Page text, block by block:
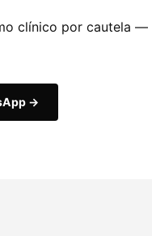
clínico por cautela
→